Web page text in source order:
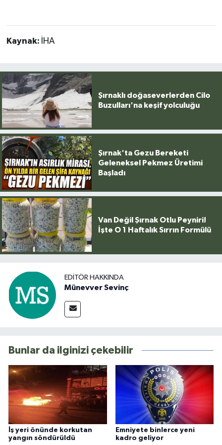
Kaynak: İHA
Şırnaklı doğaseverlerden Cilo
Buzulları'na keşif yolculuğu
Şırnak'ta Gezu Bereketi
Geleneksel Pekmez Üretimi
Başladı
Van Değil Şırnak Otlu Peyniri!
İşte O 1 Haftalık Sırrın Formülü
EDITÖR HAKKINDA
Münevver Sevinç
Bunlar da ilginizi çekebilir
İş yeri önünde korkutan
yangın söndürüldü
Emniyete binlerce yeni
kadro geliyor